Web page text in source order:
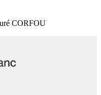
CORFOU